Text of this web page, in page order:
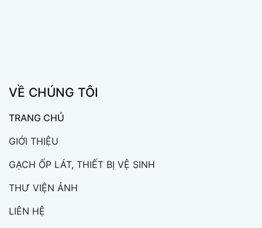
VỀ CHÚNG TÔI
TRANG CHỦ
GIỚI THIỆU
GẠCH ỐP LÁT, THIẾT BỊ VỆ SINH
THƯ VIỆN ẢNH
LIÊN HỆ